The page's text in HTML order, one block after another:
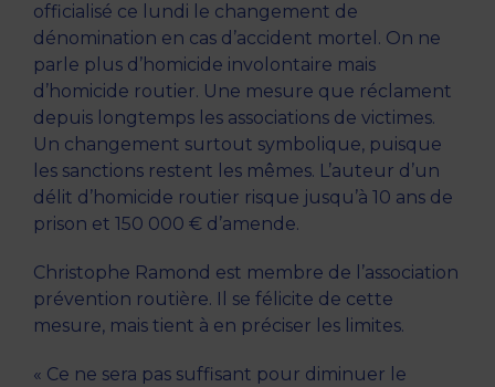
officialisé ce lundi le changement de
dénomination en cas d’accident mortel. On ne
parle plus d’homicide involontaire mais
d’homicide routier. Une mesure que réclament
depuis longtemps les associations de victimes.
Un changement surtout symbolique, puisque
les sanctions restent les mêmes. L’auteur d’un
délit d’homicide routier risque jusqu’à 10 ans de
prison et 150 000 € d’amende.
Christophe Ramond est membre de l’association
prévention routière. Il se félicite de cette
mesure, mais tient à en préciser les limites.
« Ce ne sera pas suffisant pour diminuer le